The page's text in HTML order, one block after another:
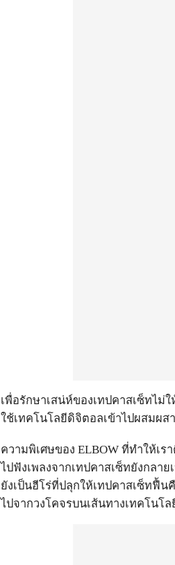
เพื่อรักษาเสน่ห์ของเทปคาสเซ็ทไม่
ใช้เทคโนโลยีดิจิตอลเข้าไปผสมผส
ความพิเศษของ ELBOW ที่ทำให้เ
ไปฟังเพลงจากเทปคาสเซ็ทยังกลา
ยังเป็นฮีโร่ที่ปลุกให้เทปคาสเซ็ทฟื้
ไปจากวงโคจรบนเส้นทางเทคโนโ